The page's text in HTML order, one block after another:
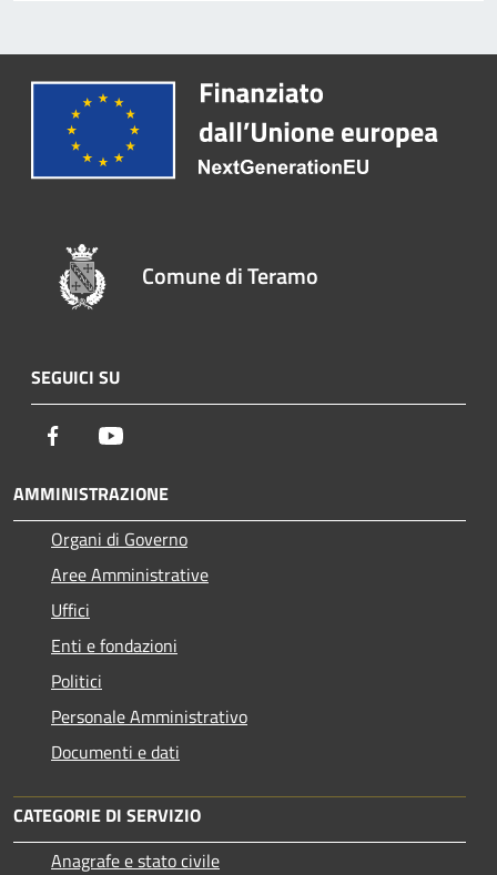
Comune di Teramo
SEGUICI SU
Facebook
AMMINISTRAZIONE
Organi di Governo
Aree Amministrative
Uffici
Enti e fondazioni
Politici
Personale Amministrativo
Documenti e dati
CATEGORIE DI SERVIZIO
Anagrafe e stato civile